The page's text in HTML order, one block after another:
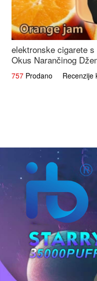
elektronske cigarete
Okus Narančinog
Iskustvo
757 Prodano Recenzije